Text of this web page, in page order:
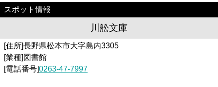
スポット情報
川舩文庫
[住所]長野県松本市大字島内3305
[業種]図書館
[電話番号]0263-47-7997